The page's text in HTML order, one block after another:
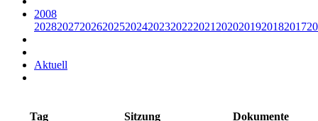
2008
20282027202620252024202320222021 2020201920182017
Aktuell
Tag Sitzung Dokumente